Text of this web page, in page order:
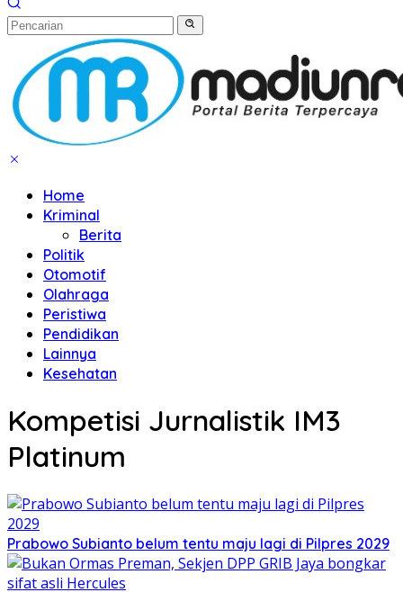
Home
Kriminal
Berita
Politik
Otomotif
Olahraga
Peristiwa
Pendidikan
Lainnya
Kesehatan
Kompetisi Jurnalistik IM3
Platinum
Prabowo Subianto belum tentu maju lagi di Pilpres 2029